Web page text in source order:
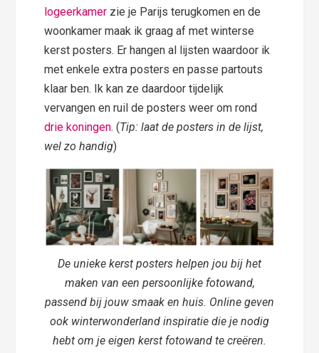
logeerkamer zie je Parijs terugkomen en de
woonkamer maak ik graag af met winterse
kerst posters. Er hangen al lijsten waardoor ik
met enkele extra posters en passe partouts
klaar ben. Ik kan ze daardoor tijdelijk
vervangen en ruil de posters weer om rond
drie koningen. (Tip: laat de posters in de lijst,
wel zo handig)
De unieke kerst posters helpen jou bij het
maken van een persoonlijke fotowand,
passend bij jouw smaak en huis. Online geven
ook winterwonderland inspiratie die je nodig
hebt om je eigen kerst fotowand te creëren.